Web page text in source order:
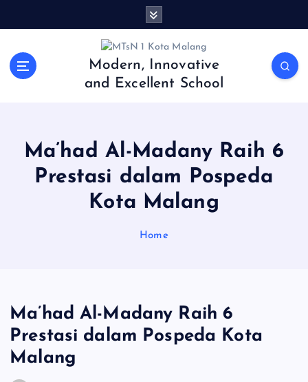
Modern, Innovative
and Excellent School
Ma’had Al-Madany Raih 6
Prestasi dalam Pospeda
Kota Malang
Home
Ma’had Al-Madany Raih 6
Prestasi dalam Pospeda Kota
Malang